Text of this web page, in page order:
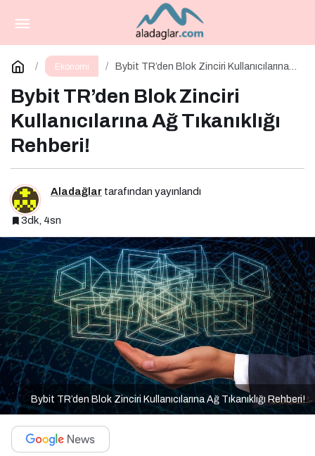
Ekonomi
Bybit TR’den Blok Zinciri Kullanıcılarına
Bybit TR’den Blok Zinciri
Kullanıcılarına Ağ Tıkanıklığı
Rehberi!
Aladağlar tarafından yayınlandı
3dk, 4sn
Bybit TR’den Blok Zinciri Kullanıcılarına Ağ Tıkanıklığı Rehberi!
Ege Bölgesi Narenciye Rekoltesinde Sert
Düşüş: Üretim Yüzde 34 Azaldı
Yorum Yap